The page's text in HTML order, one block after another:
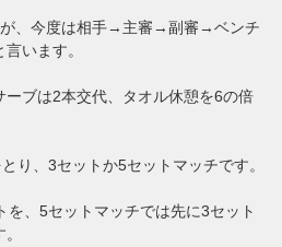
が、今度は相手→主審→副審→ベンチ
います。
ブは2本交代、タオル休憩を6の倍
り、3セットか5セットマッチです。
を、5セットマッチでは先に3セット